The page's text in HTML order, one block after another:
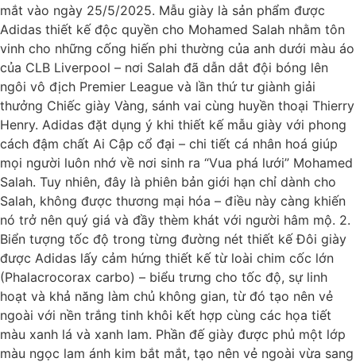
mắt vào ngày 25/5/2025. Mẫu giày là sản phẩm được
Adidas thiết kế độc quyền cho Mohamed Salah nhằm tôn
vinh cho những cống hiến phi thường của anh dưới màu áo
của CLB Liverpool – nơi Salah đã dẫn dắt đội bóng lên
ngôi vô địch Premier League và lần thứ tư giành giải
thưởng Chiếc giày Vàng, sánh vai cùng huyền thoại Thierry
Henry. Adidas đặt dụng ý khi thiết kế mẫu giày với phong
cách đậm chất Ai Cập cổ đại – chi tiết cá nhân hoá giúp
mọi người luôn nhớ về nơi sinh ra “Vua phá lưới” Mohamed
Salah. Tuy nhiên, đây là phiên bản giới hạn chỉ dành cho
Salah, không được thương mại hóa – điều này càng khiến
nó trở nên quý giá và đầy thèm khát với người hâm mộ. 2.
Biển tượng tốc độ trong từng đường nét thiết kế Đôi giày
được Adidas lấy cảm hứng thiết kế từ loài chim cốc lớn
(Phalacrocorax carbo) – biểu trưng cho tốc độ, sự linh
hoạt và khả năng làm chủ không gian, từ đó tạo nên vẻ
ngoài với nền trắng tinh khôi kết hợp cùng các họa tiết
màu xanh lá và xanh lam. Phần đế giày được phủ một lớp
màu ngọc lam ánh kim bắt mắt, tạo nên vẻ ngoài vừa sang